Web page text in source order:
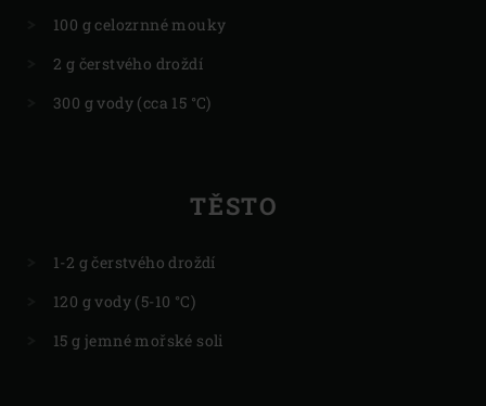
100 g celozrnné mouky
2 g čerstvého droždí
300 g vody (cca 15 °C)
TĚSTO
1-2 g čerstvého droždí
120 g vody (5-10 °C)
15 g jemné mořské soli